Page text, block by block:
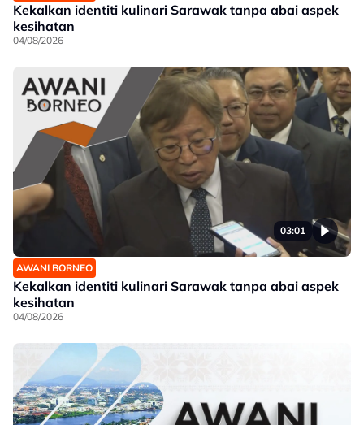
Kekalkan identiti kulinari Sarawak tanpa abai aspek
kesihatan
04/08/2026
03:01
AWANI BORNEO
Kekalkan identiti kulinari Sarawak tanpa abai aspek
kesihatan
04/08/2026